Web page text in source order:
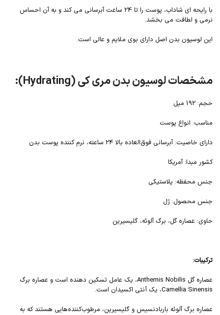
با رایحه ای شاداب، پوست را تا 24 ساعت آبرسانی می کند و به آن احساس
نرمی و لطافت می بخشد.
این لوسیون بدن اصل دارای بوی ملایم و عالی است.
مشخصات لوسیون بدن مری کی (Hydrating):
حجم: 192 میل
مناسب: انواع پوست
دارای خاصیت: آبرسانی فوق‌العاده بالا 24 ساعته، نرم کننده پوست بدن
کشور مبدا: آمریکا
جنس محفظه: پلاستیکی
جنس محصول: ژل
حاوی: عصاره گل، برگ آلوئه، گلیسیرین
ترکیبات:
عصاره گل Anthemis Nobilis، یک عامل تسکین دهنده است و عصاره برگ
Camellia Sinensis، یک آنتی اکسیدان است.
عصاره برگ آلوئه باربادنسیس و گلیسیرین، مرطوب‌کننده‌هایی هستند که به